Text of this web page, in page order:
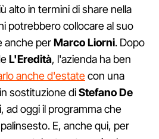
alto in termini di share nella
potrebbero collocare al suo
anche perMarco Liorni. Dopo
L'Eredità, l'azienda ha ben
anche d'estatecon una
sostituzione diStefano De
, ad oggi il programma che
E, anche qui, per